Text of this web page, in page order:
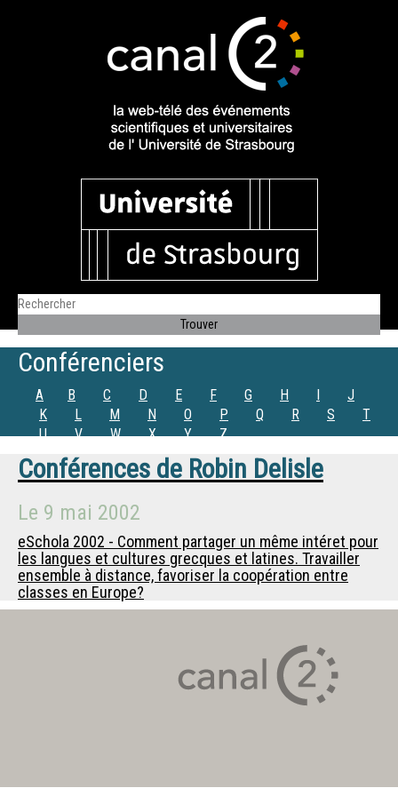
Conférenciers
A B C D E F G H I
J
K
L M N O P Q R S
T
U
V W X Y Z
Conférences de Robin Delisle
Le 9 mai 2002
eSchola 2002 - Comment partager un même intéret pour
les langues et cultures grecques et latines. Travailler
ensemble à distance, favoriser la coopération entre
classes en Europe?